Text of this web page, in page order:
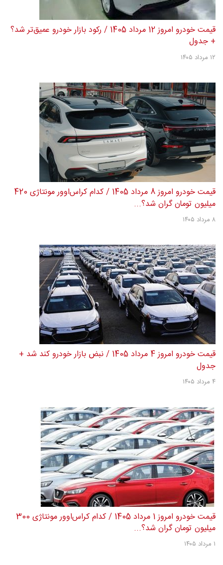
قیمت خودرو امروز 12 مرداد 1405 / رکود بازار خودرو عمیق‌تر شد؟
+ جدول
۱۲ مرداد ۱۴۰۵
قیمت خودرو امروز 8 مرداد 1405 / کدام کراس‌اوور مونتاژی 420
میلیون تومان گران شد؟...
۸ مرداد ۱۴۰۵
قیمت خودرو امروز 4 مرداد 1405 / نبض بازار خودرو کند شد +
جدول
۴ مرداد ۱۴۰۵
قیمت خودرو امروز 1 مرداد 1405 / کدام کراس‌اوور مونتاژی 300
میلیون تومان گران شد؟...
۱ مرداد ۱۴۰۵